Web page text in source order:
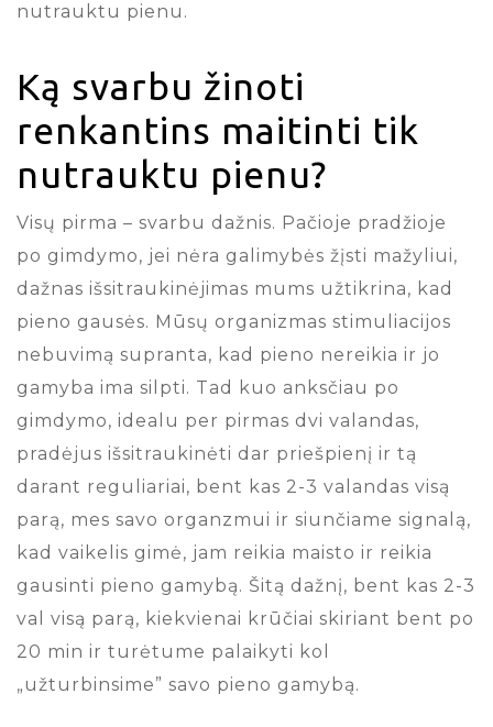
nutrauktu pienu.
Ką svarbu žinoti
renkantins maitinti tik
nutrauktu pienu?
Visų pirma – svarbu dažnis. Pačioje pradžioje
po gimdymo, jei nėra galimybės žįsti mažyliui,
dažnas išsitraukinėjimas mums užtikrina, kad
pieno gausės. Mūsų organizmas stimuliacijos
nebuvimą supranta, kad pieno nereikia ir jo
gamyba ima silpti. Tad kuo anksčiau po
gimdymo, idealu per pirmas dvi valandas,
pradėjus išsitraukinėti dar priešpienį ir tą
darant reguliariai, bent kas 2-3 valandas visą
parą, mes savo organzmui ir siunčiame signalą,
kad vaikelis gimė, jam reikia maisto ir reikia
gausinti pieno gamybą. Šitą dažnį, bent kas 2-3
val visą parą, kiekvienai krūčiai skiriant bent po
20 min ir turėtume palaikyti kol
„užturbinsime” savo pieno gamybą.